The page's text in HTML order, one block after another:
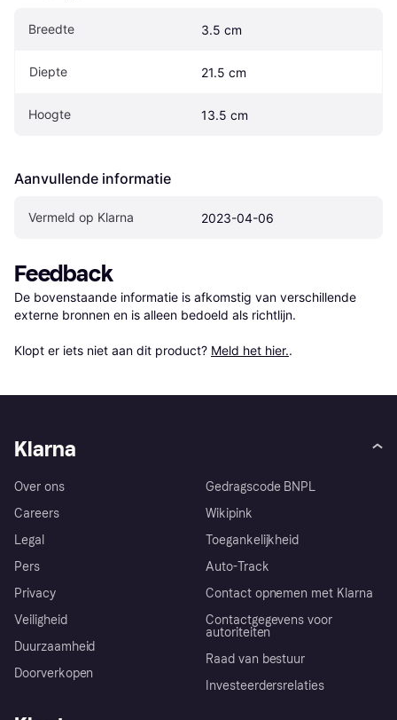
Breedte 3.5 cm
Diepte 21.5 cm
Hoogte 13.5 cm
Aanvullende informatie
Vermeld op Klarna 2023-04-06
Feedback
De bovenstaande informatie is afkomstig van verschillende
externe bronnen en is alleen bedoeld als richtlijn.
Klopt er iets niet aan dit product? Meld het hier..
Klarna
Over ons
Careers
Legal
Pers
Privacy
Veiligheid
Duurzaamheid
Doorverkopen
Gedragscode BNPL
Wikipink
Toegankelijkheid
Auto-Track
Contact opnemen met Klarna
Contactgegevens voor
autoriteiten
Raad van bestuur
Investeerdersrelaties